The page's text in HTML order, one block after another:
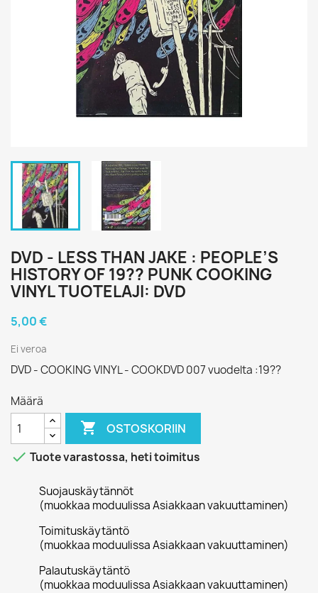
DVD - LESS THAN JAKE : PEOPLE’S
HISTORY OF 19?? PUNK COOKING
VINYL TUOTELAJI: DVD
5,00 €
Ei veroa
DVD - COOKING VINYL - COOKDVD 007 vuodelta :19??
Määrä
 OSTOSKORIIN
 Tuote varastossa, heti toimitus
Suojauskäytännöt
(muokkaa moduulissa Asiakkaan vakuuttaminen)
Toimituskäytäntö
(muokkaa moduulissa Asiakkaan vakuuttaminen)
Palautuskäytäntö
(muokkaa moduulissa Asiakkaan vakuuttaminen)